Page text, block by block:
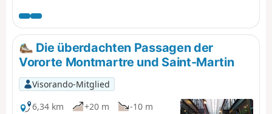
Darstellungen von Tieren.
Die überdachten Passagen der
Vororte Montmartre und Saint-Martin
Visorando-Mitglied
6,34 km
+20 m
-10 m